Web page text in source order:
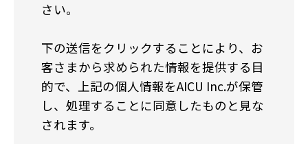
さい。
下の送信をクリックすることにより、お
客さまから求められた情報を提供する目
的で、上記の個人情報をAICU Inc.が保管
し、処理することに同意したものと見な
されます。